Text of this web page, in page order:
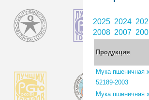
2025 2024
2008 2007
Продукция
Мука пшеничная
52189-2003
Мука пшеничная